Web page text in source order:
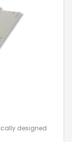
designed